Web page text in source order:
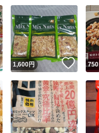
いいね！
1,600円 いい750